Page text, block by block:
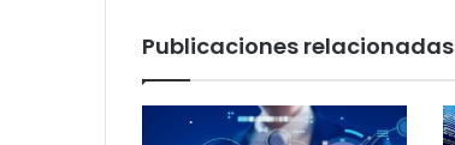
Publicaciones relacionadas